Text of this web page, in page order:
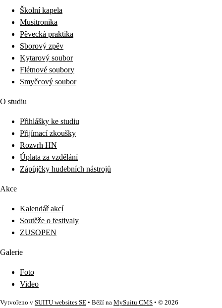
Školní kapela
Musitronika
Pěvecká praktika
Sborový zpěv
Kytarový soubor
Flétnové soubory
Smyčcový soubor
O studiu
Přihlášky ke studiu
Přijímací zkoušky
Rozvrh HN
Úplata za vzdělání
Zápůjčky hudebních nástrojů
Akce
Kalendář akcí
Soutěže o festivaly
ZUSOPEN
Galerie
Foto
Video
Vytvořeno v SUITU websites SE • Běží na MySuitu CMS • © 2026